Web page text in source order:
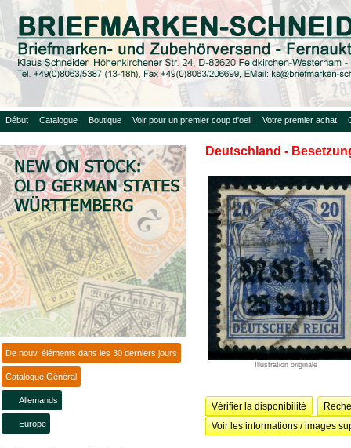
Début Catalogue Boutique Voir pour un premier coup d'oeil Votre premier achat
De nouv. éléments dans les 30 derniers jours
Catalogue Général
Allemands
Europe
Deutschland -
Illustration originale
Vérifier la disponibilité
Voir les informations / images